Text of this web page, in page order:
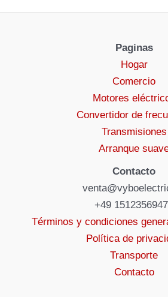
Paginas
Hogar
Comercio
Motores
Convertidor de
Transmisiones
Arranque
Contacto
+49
Términos y condiciones
Política de
Transporte
Contacto